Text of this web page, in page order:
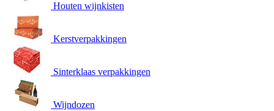
Houten wijnkisten
Kerstverpakkingen
Sinterklaas verpakkingen
Wijndozen